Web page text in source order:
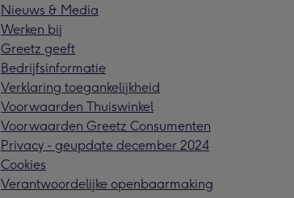
Nieuws & Media
Werken bij
Greetz geeft
Bedrijfsinformatie
Verklaring toegankelijkheid
Voorwaarden Thuiswinkel
Voorwaarden Greetz Consumenten
Privacy - geupdate december 2024
Cookies
Verantwoordelijke openbaarmaking